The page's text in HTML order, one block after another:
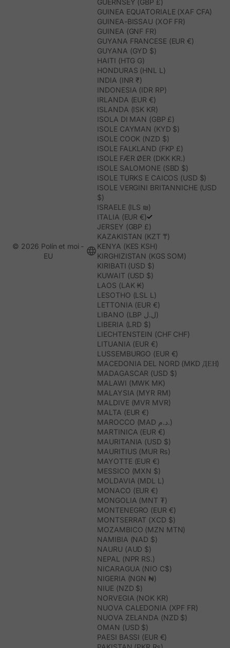
GUERNSEY (GBP £)
GUINEA EQUATORIALE (XAF CFA)
GUINEA-BISSAU (XOF FR)
GUINEA (GNF FR)
GUYANA FRANCESE (EUR €)
GUYANA (GYD $)
HAITI (HTG G)
HONDURAS (HNL L)
INDIA (INR ₹)
INDONESIA (IDR RP)
IRLANDA (EUR €)
ISLANDA (ISK KR)
ISOLA DI MAN (GBP £)
ISOLE CAYMAN (KYD $)
ISOLE COOK (NZD $)
ISOLE FALKLAND (FKP £)
ISOLE FÆR ØER (DKK KR.)
ISOLE SALOMONE (SBD $)
ISOLE TURKS E CAICOS (USD $)
ISOLE VERGINI BRITANNICHE (USD
$)
ISRAELE (ILS ₪)
ITALIA (EUR €)
JERSEY (GBP £)
KAZAKISTAN (KZT ₸)
KENYA (KES KSH)
KIRGHIZISTAN (KGS SOM)
KIRIBATI (USD $)
KUWAIT (USD $)
LAOS (LAK ₭)
LESOTHO (LSL L)
LETTONIA (EUR €)
LIBANO (LBP ل.ل)
LIBERIA (LRD $)
LIECHTENSTEIN (CHF CHF)
LITUANIA (EUR €)
LUSSEMBURGO (EUR €)
MACEDONIA DEL NORD (MKD ДЕН)
MADAGASCAR (USD $)
MALAWI (MWK MK)
MALAYSIA (MYR RM)
MALDIVE (MVR MVR)
MALTA (EUR €)
MAROCCO (MAD د.م.)
MARTINICA (EUR €)
MAURITANIA (USD $)
MAURITIUS (MUR ₨)
MAYOTTE (EUR €)
MESSICO (MXN $)
MOLDAVIA (MDL L)
MONACO (EUR €)
MONGOLIA (MNT ₮)
MONTENEGRO (EUR €)
MONTSERRAT (XCD $)
MOZAMBICO (MZN MTN)
NAMIBIA (NAD $)
NAURU (AUD $)
NEPAL (NPR RS.)
NICARAGUA (NIO C$)
NIGERIA (NGN ₦)
NIUE (NZD $)
NORVEGIA (NOK KR)
NUOVA CALEDONIA (XPF FR)
NUOVA ZELANDA (NZD $)
OMAN (USD $)
PAESI BASSI (EUR €)
© 2026 Polín et moi -
EU